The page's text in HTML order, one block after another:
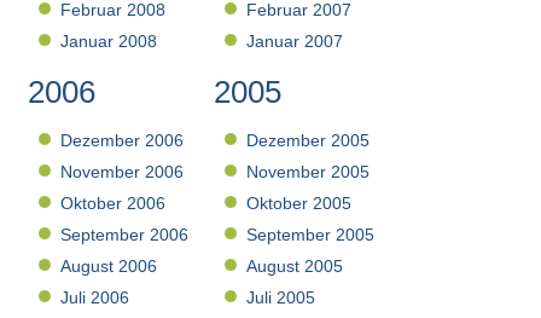
Februar 2008
Januar 2008
Februar 2007
Januar 2007
2006
Dezember 2006
November 2006
Oktober 2006
September 2006
August 2006
Juli 2006
2005
Dezember 2005
November 2005
Oktober 2005
September 2005
August 2005
Juli 2005